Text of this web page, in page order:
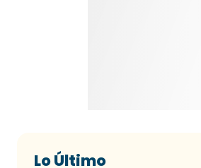
Lo Último